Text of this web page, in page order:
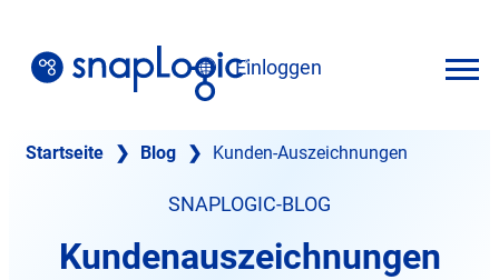
springen
DeutschEinloggen
Startseite ❯ Blog ❯ Kunden-Auszeichnungen
SNAPLOGIC-BLOG
Kundenauszeichnungen